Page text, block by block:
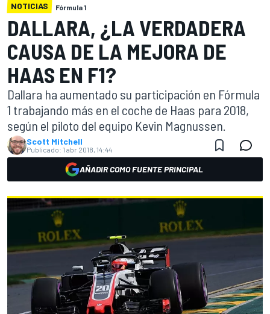
NOTICIAS Fórmula 1
DALLARA, ¿LA VERDADERA
CAUSA DE LA MEJORA DE
HAAS EN F1?
Dallara ha aumentado su participación en Fórmula
1 trabajando más en el coche de Haas para 2018,
según el piloto del equipo Kevin Magnussen.
Scott Mitchell
Publicado: 1 abr 2018, 14:44
AÑADIR COMO FUENTE PRINCIPAL